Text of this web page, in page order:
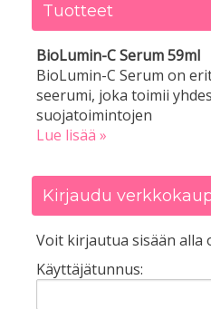
Tuotteet
BioLumin-C Serum 59ml
BioLumin-C Serum on
seerumi, joka toimii
suojatoimintojen
Lue lisää »
Kirjaudu
Voit kirjautua sisään alla
Käyttäjätunnus: